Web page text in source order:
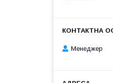
Менеджер